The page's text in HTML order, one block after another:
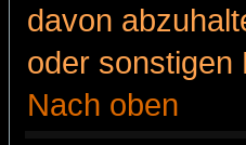
davon
oder sonstigen
Nach oben